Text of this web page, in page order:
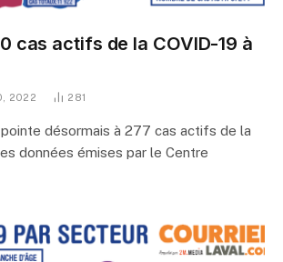
cas actifs de la COVID-19 à
2022 281
désormais à 277 cas actifs de la
données émises par le Centre